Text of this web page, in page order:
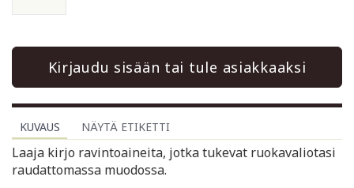
Kirjaudu sisään tai tule asiakkaaksi
KUVAUS NÄYTÄ ETIKETTI
Laaja kirjo ravintoaineita, jotka tukevat ruokavaliotasi
raudattomassa muodossa.